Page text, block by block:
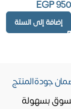
EGP950
إضافة إلى السلة
جودة المنتج
بسهولة